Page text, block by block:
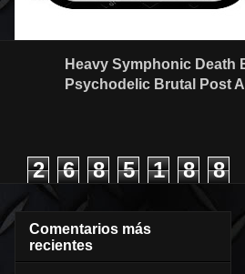
Heavy Symphonic Death
Psychodelic Brutal Post
2 6 8 5 1 8 8
Comentarios más
recientes